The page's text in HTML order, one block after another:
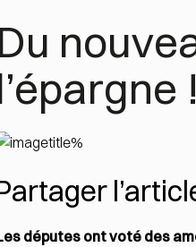
Du
!
députes ont voté des